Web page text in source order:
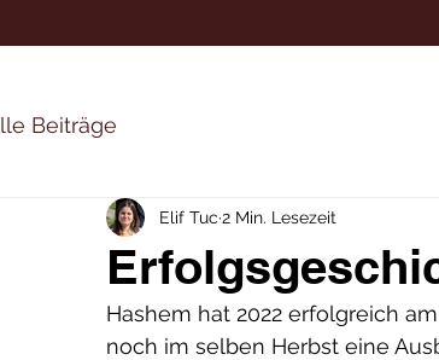
Beiträge
Elif Tuc 2 Min. Lesezeit
Hashem hat 2022 erfolgreich
noch im selben Herbst eine